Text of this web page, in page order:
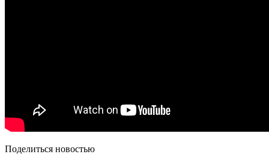
Поделиться новостью